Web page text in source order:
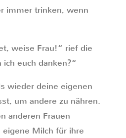
immer trinken, wenn
weise Frau!“ rief die
euch danken?“
wieder deine eigenen
um andere zu nähren.
anderen Frauen
eigene Milch für ihre